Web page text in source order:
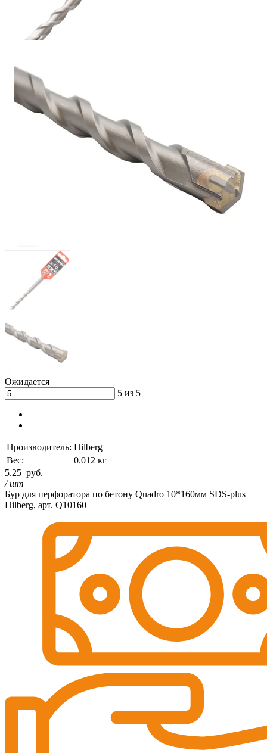
Ожидается
5 из 5
Производитель: Hilberg
Вес:
0.012 кг
5.25 руб.
/ шт
Бур для перфоратора по бетону Quadro 10*160мм SDS-plus
Hilberg, арт. Q10160